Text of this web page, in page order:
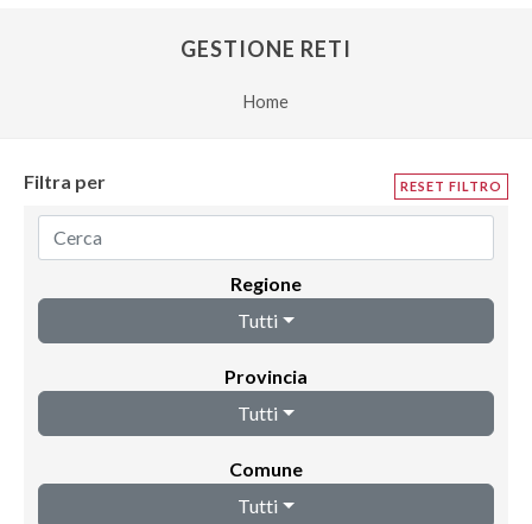
GESTIONE RETI
Home
Filtra per RESET FILTRO
Regione
Tutti
Provincia
Tutti
Comune
Tutti